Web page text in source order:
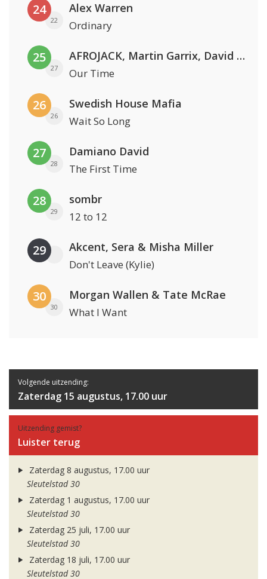
24
22
Alex Warren
Ordinary
25
27
AFROJACK, Martin Garrix, David Guetta & Amél
Our Time
26
26
Swedish House Mafia
Wait So Long
27
28
Damiano David
The First Time
28
29
sombr
12 to 12
29 Akcent, Sera & Misha Miller
Don't Leave (Kylie)
30
30
Morgan Wallen & Tate McRae
What I Want
Volgende uitzending:
Zaterdag 15 augustus, 17.00 uur
Uitzending gemist?
Luister terug
Zaterdag 8 augustus, 17.00 uur
Sleutelstad 30
Zaterdag 1 augustus, 17.00 uur
Sleutelstad 30
Zaterdag 25 juli, 17.00 uur
Sleutelstad 30
Zaterdag 18 juli, 17.00 uur
Sleutelstad 30